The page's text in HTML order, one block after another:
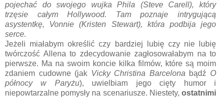
pojechać do swojego wujka Phila (Steve Carell), który
trzęsie całym Hollywood. Tam poznaje intrygującą
asystentkę, Vonnie (Kristen Stewart), która podbija jego
serce.
Jeżeli miałabym określić czy bardziej lubię czy nie lubię
twórczość Allena to zdecydowanie zagłosowałabym na to
pierwsze. Ma na swoim koncie kilka filmów, które są moim
zdaniem cudowne (jak Vicky Christina Barcelona bądź O
północy w Paryżu), uwielbiam jego cięty humor i
niepowtarzalne pomysły na scenariusze. Niestety, ostatnimi